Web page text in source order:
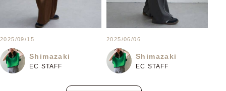
2025/09/15
Shimazaki
EC STAFF
2025/06/06
Shimazaki
EC STAFF